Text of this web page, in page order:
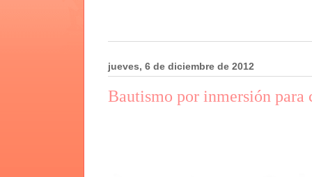
jueves, 6 de diciembre de 2012
Bautismo por inmersión para